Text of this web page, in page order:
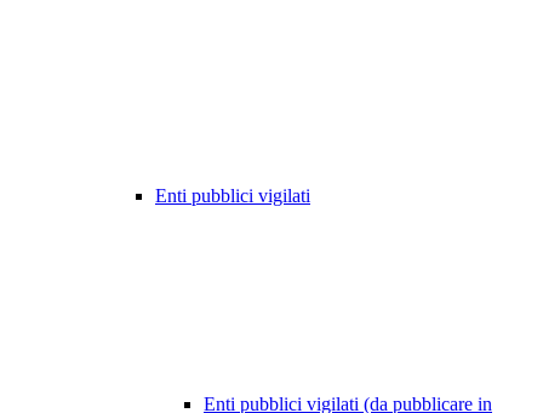
Enti pubblici vigilati
Enti pubblici vigilati (da pubblicare in